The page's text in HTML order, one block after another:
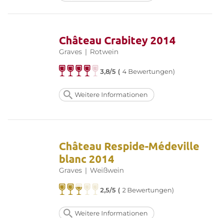
Château Crabitey 2014
Graves | Rotwein
3,8/5 (4 Bewertungen)
Weitere Informationen
Château Respide-Médeville
blanc 2014
Graves | Weißwein
2,5/5 (2 Bewertungen)
Weitere Informationen